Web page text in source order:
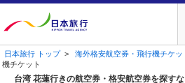
日本旅行 トップ > 海外格安航空券・飛行機チケッ
機チケット
台湾 花蓮行きの航空券・格安航空券を探す